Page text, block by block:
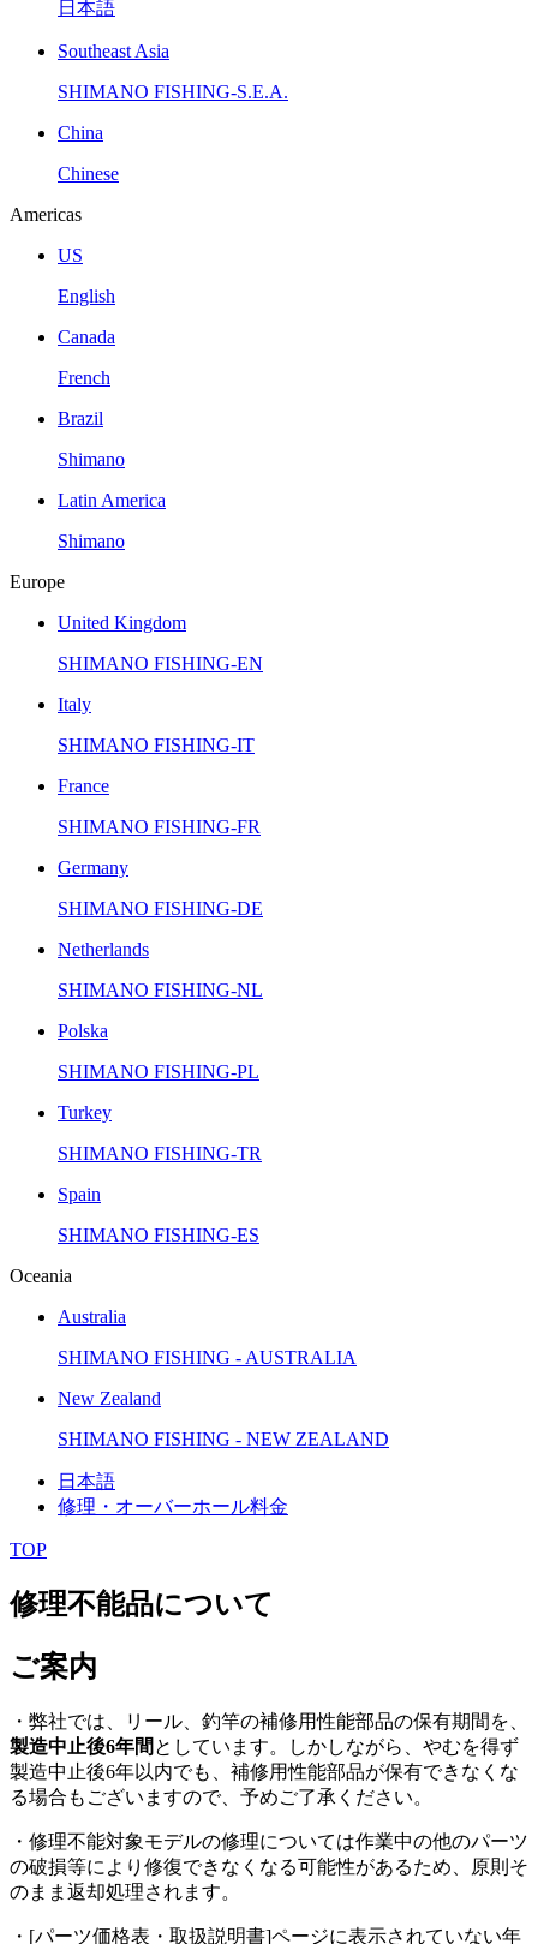
日本語
Southeast Asia
SHIMANO FISHING-S.E.A.
China
Chinese
Americas
US
English
Canada
French
Brazil
Shimano
Latin America
Shimano
Europe
United Kingdom
SHIMANO FISHING-EN
Italy
SHIMANO FISHING-IT
France
SHIMANO FISHING-FR
Germany
SHIMANO FISHING-DE
Netherlands
SHIMANO FISHING-NL
Polska
SHIMANO FISHING-PL
Turkey
SHIMANO FISHING-TR
Spain
SHIMANO FISHING-ES
Oceania
Australia
SHIMANO FISHING - AUSTRALIA
New Zealand
SHIMANO FISHING - NEW ZEALAND
日本語
修理・オーバーホール料金
TOP
修理不能品について
ご案内
・弊社では、リール、釣竿の補修用性能部品の保有期間を、
製造中止後6年間 としています。しかしながら、やむを得ず
製造中止後6年以内でも、補修用性能部品が保有できなくな
る場合もございますので、予めご了承ください。
・修理不能対象モデルの修理については作業中の他のパーツ
の破損等により修復できなくなる可能性があるため、原則そ
のまま返却処理されます。
・[パーツ価格表・取扱説明書]ページに表示されていない年